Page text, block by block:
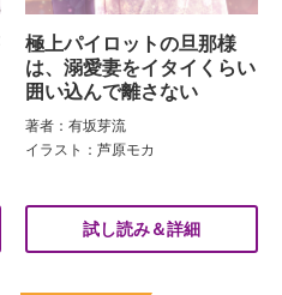
極上パイロットの旦那様
は、溺愛妻をイタイくらい
囲い込んで離さない
著者：有坂芽流
イラスト：芦原モカ
試し読み＆詳細